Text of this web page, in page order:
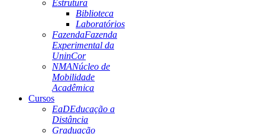
Estrutura
Biblioteca
Laboratórios
FazendaFazenda
Experimental da
UninCor
NMANúcleo de
Mobilidade
Acadêmica
Cursos
EaDEducação a
Distância
Graduação